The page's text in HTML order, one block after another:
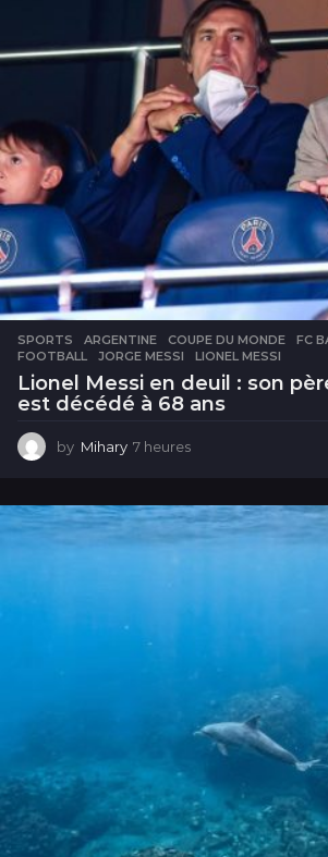
SPORTS ARGENTINE ,COUPE DU MONDE ,FC
FOOTBALL
,JORGE MESSI ,LIONEL MESSI
Lionel Messi en deuil : son
est décédé à 68 ans
by Mihary 7 heures
u